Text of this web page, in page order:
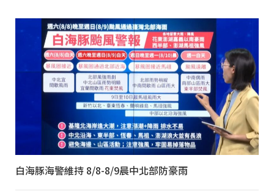
白海豚海警維持 8/8-8/9晨中北部防豪雨